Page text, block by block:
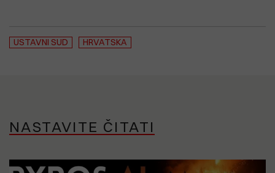
USTAVNI SUD HRVATSKA
NASTAVITE ČITATI